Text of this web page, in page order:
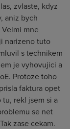
zvlaste, kdyz
aniz bych
mne
narizeno tuto
s technikem
je vyhovujici a
Protoze toho
faktura opet
rekl jsem si a
se net
zase cekam.